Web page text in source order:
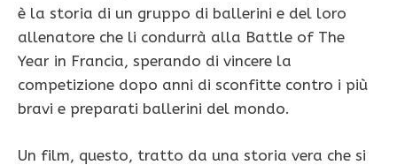
è la storia di un gruppo di ballerini e del loro
allenatore che li condurrà alla Battle of The
Year in Francia, sperando di vincere la
competizione dopo anni di sconfitte contro i più
bravi e preparati ballerini del mondo.
Un film, questo, tratto da una storia vera che si